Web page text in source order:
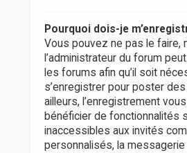
Pourquoi dois-je
Vous pouvez ne pas le faire,
l’administrateur du forum
les forums afin qu’il soit
s’enregistrer pour poster
ailleurs, l’enregistrement
bénéficier de fonctionnalités
inaccessibles aux invités
personnalisés, la messagerie